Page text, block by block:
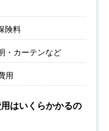
険料
・カーテンなど
用
はいくらかかるの